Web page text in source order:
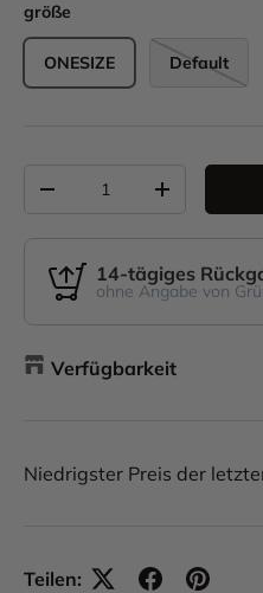
größe
ONESIZE Default
-
+
14-tägiges
ohne Angabe von
Verfügbarkeit
Niedrigster Preis der
Teilen: